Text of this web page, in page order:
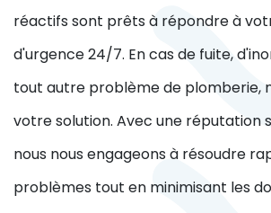
réactifs sont prêts à répondre à
d'urgence 24/7. En cas de fuite,
tout autre problème de plomberie,
votre solution. Avec une réputation
nous nous engageons à résoudre
problèmes tout en minimisant les